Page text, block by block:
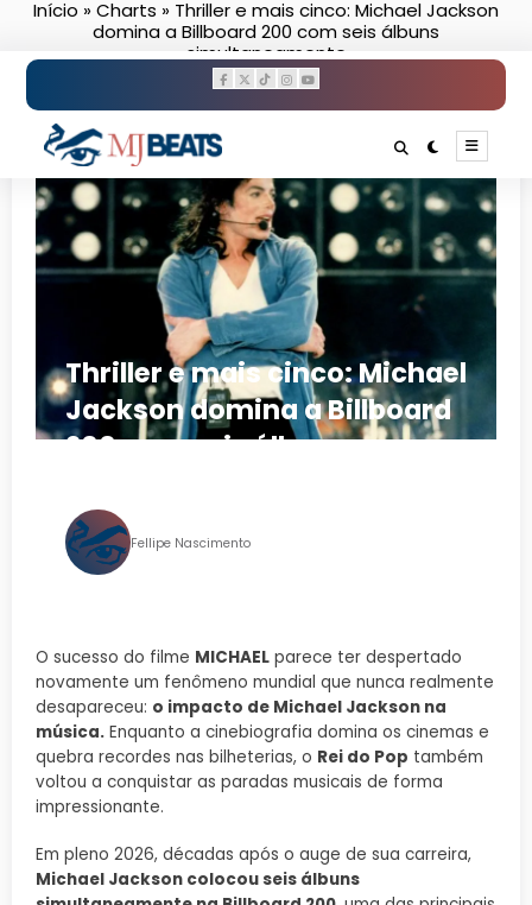
PularInício »Charts » Thriller e mais cinco: Michael Jackson
domina a Billboard 200 com seis álbuns
simultaneamente
Thriller e mais cinco: Michael
Jackson domina a Billboard
200 com seis álbuns
Fellipe Nascimento
O sucesso do filme MICHAEL parece ter despertado
novamente um fenômeno mundial que nunca realmente
desapareceu: o impacto de Michael Jackson na
música. Enquanto a cinebiografia domina os cinemas e
quebra recordes nas bilheterias, o Rei do Pop também
voltou a conquistar as paradas musicais de forma
impressionante.
Em pleno 2026, décadas após o auge de sua carreira,
Michael Jackson colocou seis álbuns